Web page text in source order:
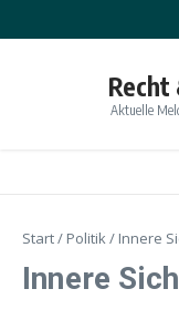
Aktuelle
Start/ Politik/ Innere
Innere